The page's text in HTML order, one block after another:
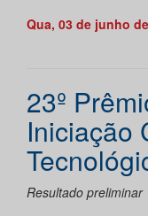
Qua, 03 de junho
23º
Iniciação
Resultado preliminar